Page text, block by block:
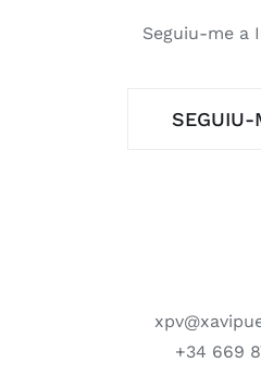
Seguiu-me a
SEGUIU-
+34 669